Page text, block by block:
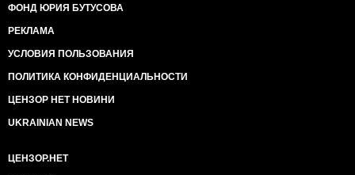
ФОНД ЮРИЯ БУТУСОВА
РЕКЛАМА
УСЛОВИЯ ПОЛЬЗОВАНИЯ
ПОЛИТИКА КОНФИДЕНЦИАЛЬНОСТИ
ЦЕНЗОР НЕТ НОВИНИ
UKRAINIAN NEWS
ЦЕНЗОР.НЕТ